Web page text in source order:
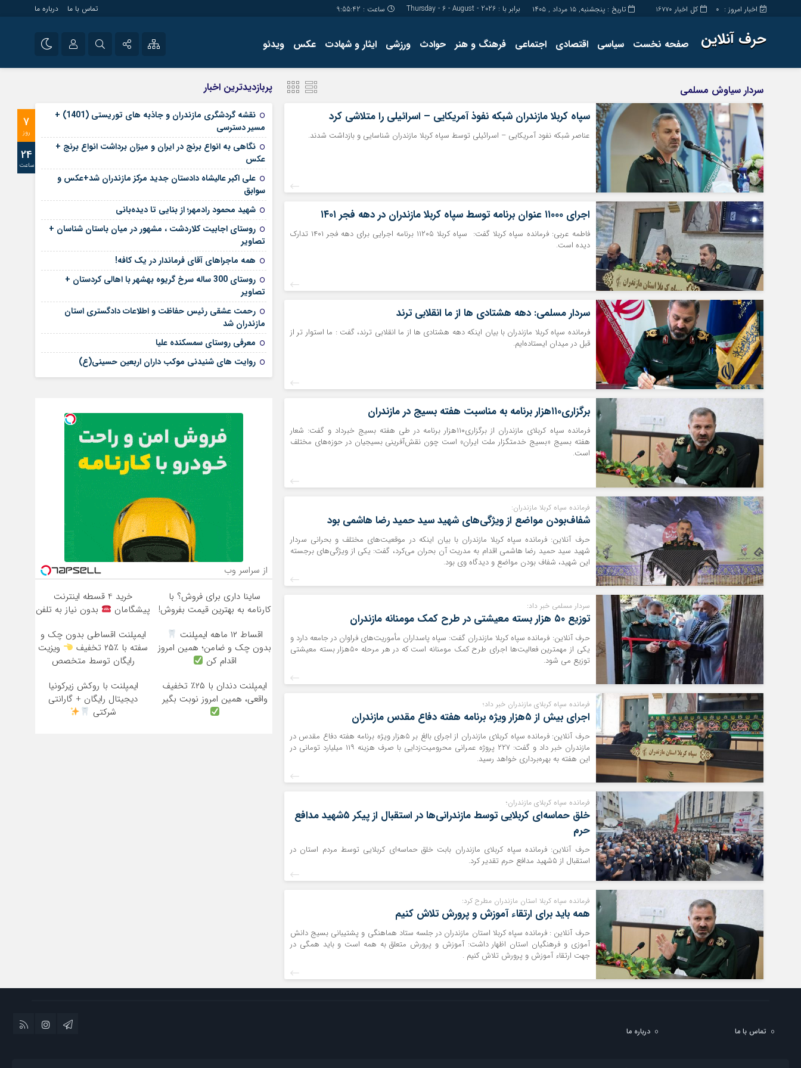
کل اخبار 16770 اخبار امروز : 0 تاریخ : پنجشنبه, ۱۵ مرداد , ۱۴۰۵ برابر با : Thursday - 6 - August - 2026 ساعت : 9:55:43 تماس با ما درباره ما
حرف آنلاین صفحه نخست سیاسی اقتصادی اجتماعی فرهنگ و هنر حوادث ورزشی ایثار و شهادت عکس ویدئو
رمز عبور
مرا به خاطر بسپار
کارگاه آموزشی راه اندازی سایت و
تولید محتوا سایت های خبری و
مجله ای سردار سیاوش مسلمی
سپاه کربلا مازندران شبکه نفوذ آمریکایی – اسرائیلی را متلاشی کرد
عناصر شبکه نفود آمریکایی – اسرائیلی توسط سپاه کربلا مازندران شناسایی و بازداشت شدند.
اجرای ۱۱۰۰۰ عنوان برنامه توسط سپاه کربلا مازندران در دهه فجر ۱۴۰۱
فاطمه عربی: فرمانده سپاه کربلا گفت: سپاه کربلا ۱۱۲۰۵ برنامه اجرایی برای دهه فجر ۱۴۰۱ تدارک
دیده است‌.
سردار مسلمی: دهه هشتادی ها از ما انقلابی ترند
فرمانده سپاه کربلا مازندران با بیان اینکه دهه هشتادی ها از ما انقلابی ترند، گفت : ما استوار تر از
قبل در میدان ایستاده‌ایم.
برگزاری۱۱۰هزار برنامه به مناسبت هفته بسیج در مازندران
فرمانده سپاه کربلای مازندران از برگزاری۱۱۰هزار برنامه در طی هفته بسیج خبرداد و گفت: شعار
هفته بسیج «بسیج خدمتگزار ملت ایران» است چون نقش‌آفرینی بسیجیان در حوزه‌های مختلف
است.
فرمانده سپاه کربلا مازندران:
شفاف‌بودن مواضع از ویژگی‌های شهید سید حمید رضا هاشمی بود
حرف آنلاین: فرمانده سپاه کربلا مازندران با بیان اينکه در موقعیت‌های مختلف و بحرانی سردار
شهید سید حمید رضا هاشمی اقدام به مدریت آن بحران می‌کرد، گفت: یکی از ویژگی‌های برجسته
این شهید، شفاف بودن مواضع و دیدگاه وی بود.
سردار مسلمی خبر داد:
توزیع ۵۰ هزار بسته معیشتی در طرح کمک‌ مومنانه مازندران
حرف آنلاین: فرمانده سپاه کربلا مازندران گفت: سپاه پاسداران مأموریت‌های فراوان در جامعه دارد و
یکی از مهمترین فعالیت‌ها اجرای طرح کمک مومنانه است که در هر مرحله ۵۰هزار بسته معیشتی
توزیع می شود.
فرمانده سپاه کربلای مازندران خبر داد؛
اجرای بیش از ۵هزار ویژه برنامه هفته دفاع مقدس مازندران
حرف آنلاین: فرمانده سپاه کربلای مازندران از اجرای بالغ بر ۵هزار ویژه برنامه هفته دفاع مقدس در
مازندران خبر داد و گفت: ۲۲۷ پروژه عمرانی محرومیت‌زدایی با صرف هزینه ۱۱۹ میلیارد تومانی در
این هفته به بهره‌برداری خواهد رسید.
فرمانده سپاه کربلای مازندران؛
خلق حماسه‌ای کربلایی توسط مازندرانی‌ها در استقبال از پیکر ۵شهید مدافع
حرم
حرف آنلاین: فرمانده سپاه کربلای مازندران بابت خلق حماسه‌ای کربلایی توسط مردم استان در
استقبال از ۵شهید مدافع حرم تقدیر کرد.
فرمانده سپاه کربلا استان مازندران مطرح کرد:
همه باید برای ارتقاء آموزش و پرورش تلاش کنیم
حرف آنلاین : فرمانده سپاه کربلا استان مازندران در جلسه ستاد هماهنگی و پشتیبانی بسیج دانش
آموزی و فرهنگیان استان اظهار داشت: آموزش و پرورش متعلق به همه است و باید همگی در
جهت ارتقاء آموزش و پرورش تلاش کنیم .
پربازدیدترین اخبار
7
روز
24
ساعت
نقشه گردشگری مازندران و جاذبه های توریستی (1401) +
مسیر دسترسی
نگاهی به انواع برنج در ایران و میزان برداشت انواع برنج +
عکس
علی‌ اکبر عالیشاه دادستان جدید مرکز مازندران شد+عکس و
سوابق
شهید محمود رادمهر؛ از بنایی تا دیده‌بانی
روستای اجابیت کلاردشت ، مشهور در میان باستان شناسان +
تصاویر
همه ماجراهای آقای فرماندار در یک کافه!
روستای 300 ساله سرخ ‌گریوه بهشهر با اهالی کردستان +
تصاویر
رحمت عشقی رئیس حفاظت و اطلاعات دادگستری استان
مازندران شد
معرفی روستای سمسکنده علیا
روایت های شنیدنی موکب داران اربعین حسینی(ع)
از سراسر وب
ساینا داری برای فروش؟ با
کارنامه به بهترین قیمت بفروش!
خرید 4 قسطه اینترنت
پیشگامان
بدون نیاز به تلفن
اقساط ۱۲ ماهه ایمپلنت
بدون چک و ضامن؛ همین امروز
اقدام کن
ایمپلنت اقساطی بدون چک و
سفته با ٪۲۵ تخفیف
ویزیت
رایگان توسط متخصص
ایمپلنت دندان با ۲۵٪ تخفیف
واقعی، همین امروز نوبت بگیر
ایمپلنت با روکش زیرکونیا
دیجیتال رایگان + گارانتی
شرکتی
تماس با ما درباره ما